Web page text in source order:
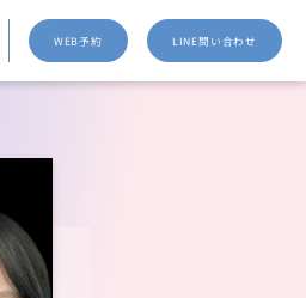
WEB予約 LINE問い合わせ